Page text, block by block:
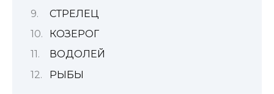
СТРЕЛЕЦ
КОЗЕРОГ
ВОДОЛЕЙ
РЫБЫ